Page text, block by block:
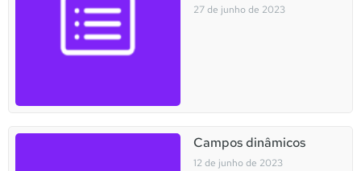
27 de junho de 2023
Campos dinâmicos
12 de junho de 2023